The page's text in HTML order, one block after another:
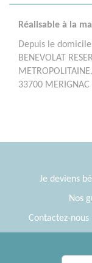
Réalisable à la
Depuis le
BENEVOLAT
METROPOLITAINE.
33700 MERIGNAC
Je deviens
Nos
Contactez-nous
® Tous